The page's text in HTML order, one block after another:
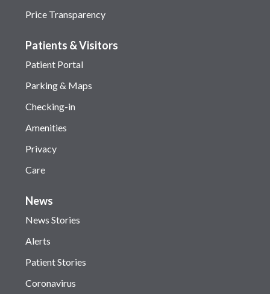
Price Transparency
Patients & Visitors
Patient Portal
Parking & Maps
Checking-in
Amenities
Privacy
Care
News
News Stories
Alerts
Patient Stories
Coronavirus